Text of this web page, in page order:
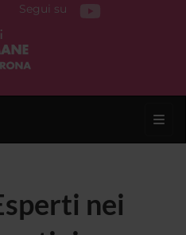
Segui su
nei